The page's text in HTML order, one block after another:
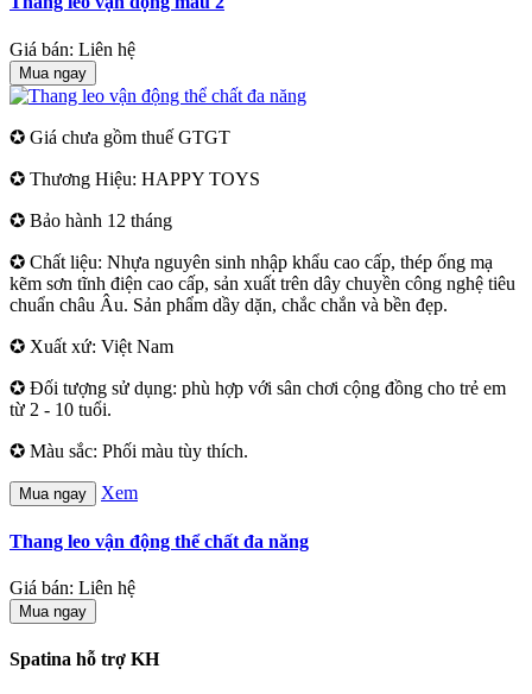
Giá bán: Liên hệ
Mua ngay
✪ Giá chưa gồm thuế GTGT
✪ Thương Hiệu: HAPPY TOYS
✪ Bảo hành 12 tháng
✪ Chất liệu: Nhựa nguyên sinh nhập khẩu cao cấp, thép ống mạ
kẽm sơn tĩnh điện cao cấp, sản xuất trên dây chuyền công nghệ tiêu
chuẩn châu Âu. Sản phẩm dầy dặn, chắc chắn và bền đẹp.
✪ Xuất xứ: Việt Nam
✪ Đối tượng sử dụng: phù hợp với sân chơi cộng đồng cho trẻ em
từ 2 - 10 tuổi.
✪ Màu sắc: Phối màu tùy thích.
Mua ngay Xem
Thang leo vận động thể chất đa năng
Giá bán: Liên hệ
Mua ngay
Spatina hỗ trợ KH